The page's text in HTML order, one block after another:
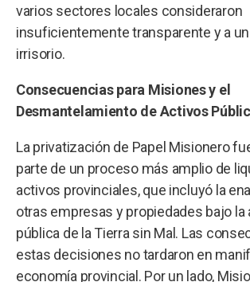
varios sectores locales consideraron
insuficientemente transparente y a
irrisorio.
Consecuencias para Misiones y el
Desmantelamiento de Activos
La privatización de Papel Misionero
parte de un proceso más amplio de
activos provinciales, que incluyó la
otras empresas y propiedades bajo
pública de la Tierra sin Mal. Las
estas decisiones no tardaron en
economía provincial. Por un lado,